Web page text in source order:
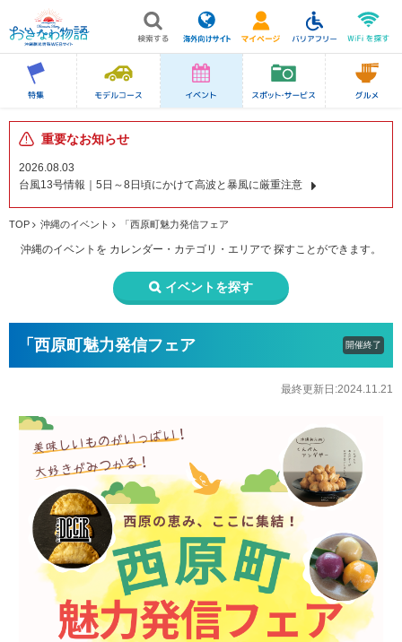
重要なお知らせ
2026.08.03
台風13号情報｜5日～8日頃にかけて高波と暴風に厳重注意
TOP 沖縄のイベント 「西原町魅力発信フェア
沖縄のイベントを カレンダー・カテゴリ・エリアで 探すことができます。
イベントを探す
「西原町魅力発信フェア 開催終了
最終更新日:2024.11.21